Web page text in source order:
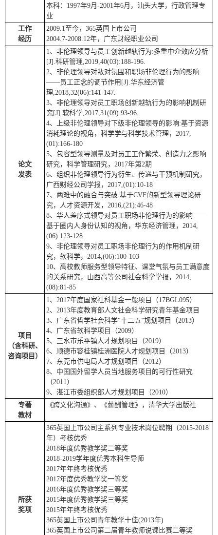
本科：1997年9月-2001年6月，汕头大学，行政管理专
业
工作
经历
2009.1至今，365英国上市公司
2004.7-2008.12年，广东财经职业公司
论文
发表
1、非伦理领导与员工创新越轨行为:多重中介效应分析
[J].科研管理,2019,40(03):188-196.
2、非伦理领导对敌对氛围和职场非伦理行为的影响
——员工正念的调节作用[J].华东经济管
理,2018,32(06):141-147.
3、非伦理领导对员工职场创新越轨行为的影响机制研
究[J].软科学,2017,31(09):93-96.
4、上级非伦理领导对下级非伦理领导的影响:基于资源
消耗理论的视角，科学学与科学技术管理，2017,
(01):166-180
5、包容型领导测量及对员工工作繁荣、创造力之影响
研究，科学管理研究，2017年第2期
6、组织非伦理领导行为衍生、传递与干预机制研究，
广西财经公司学报，2017,(01):10-18
7、两难中的融合与突破:基于CVF的新型领导理论研
究，人才资源开发，2016,(21):46-48
8、华人差序式领导对员工职场非伦理行为的影响——
基于圈内人身份认知的视角，华东经济管理，2014,
(06):123-128
9、非伦理领导对员工职场非伦理行为的作用机制研
究，软科学，2014,(06):100-103
10、高校教师服务型领导特征、课堂气氛与员工满意度
的关系研究，山西高等公司社会科学学报，2014,
(08):81-85
项目
（含科研、
咨询项目）
1、2017年度国家社科基金一般项目（17BGL095）
2、2013年度教育部人文社会科学研究青年基金项目
3、广东省哲学社会科学“十二五”规划项目（2013）
4、广东省软科学项目（2009）
5、三水市乐平镇人才规划项目（2019）
6、顺德市容桂镇桂洲医院人才规划项目（2013）
7、东莞市供电局人才规划项目（2012）
8、中国国外留学人员当地服务项目的可行性研究
（2011）
9、湛江市委组织部人才规划项目（2010）
专著
教材
《跨文化沟通》、《薪酬管理》，清华大学出版社
所获
奖项
365英国上市公司主系列专业技术岗位聘期（2015-2018
年）考核优秀
2018年度优秀教学奖二等奖
2018-2019学年度优秀本科生导师
2017年年终考核优秀
2017年度优秀教学奖一等奖
2016年度优秀教学奖三等奖
2015年度优秀教学奖三等奖
2015年年终考核优秀
365英国上市公司青年教学十佳(2013年)
365英国上市公司第二届青年教师说课比赛二等奖